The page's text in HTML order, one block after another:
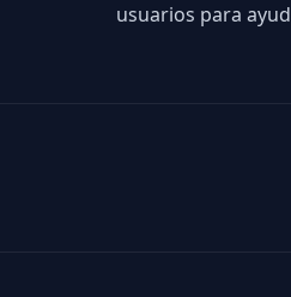
usuarios para